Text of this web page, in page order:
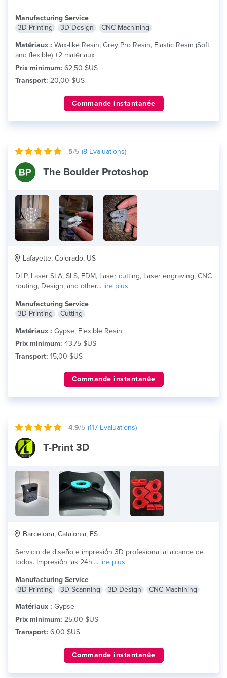
Manufacturing Service
3D Printing
3D Design
CNC Machining
Matériaux : Wax-like Resin, Grey Pro Resin, Elastic Resin (Soft
and flexible) +2 matériaux
Prix minimum: 62,50 $US
Transport: 20,00 $US
Commande instantanée
5/5 (8 Evaluations)
The Boulder Protoshop
Lafayette, Colorado, US
DLP, Laser SLA, SLS, FDM, Laser cutting, Laser engraving, CNC
routing, Design, and other... lire plus
Manufacturing Service
3D Printing
Cutting
Matériaux : Gypse, Flexible Resin
Prix minimum: 43,75 $US
Transport: 15,00 $US
Commande instantanée
4.9/5 (117 Evaluations)
T-Print 3D
Barcelona, Catalonia, ES
Servicio de diseño e impresión 3D profesional al alcance de
todos. Impresión las 24h.... lire plus
Manufacturing Service
3D Printing
3D Scanning 3D Design
CNC Machining
Matériaux : Gypse
Prix minimum: 25,00 $US
Transport: 6,00 $US
Commande instantanée